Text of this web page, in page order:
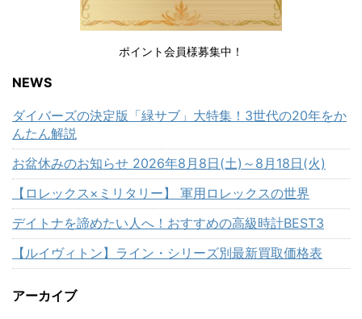
ポイント会員様募集中！
NEWS
ダイバーズの決定版「緑サブ」大特集！3世代の20年をか
んたん解説
お盆休みのお知らせ 2026年8月8日(土)～8月18日(火)
【ロレックス×ミリタリー】 軍用ロレックスの世界
デイトナを諦めたい人へ！おすすめの高級時計BEST3
【ルイヴィトン】ライン・シリーズ別最新買取価格表
アーカイブ